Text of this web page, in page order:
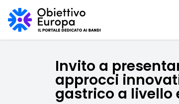
Invito a
approcci
gastrico a livello